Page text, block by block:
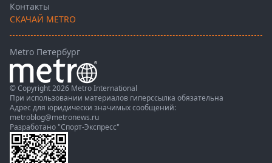
Контакты
СКАЧАЙ METRO
Metro Петербург
© Copyright 2026 Metro International
При использовании материалов гиперссылка обязательна
Адрес для юридически значимых сообщений:
metroblog@metronews.ru
Разработано "Спорт-Экспресс"